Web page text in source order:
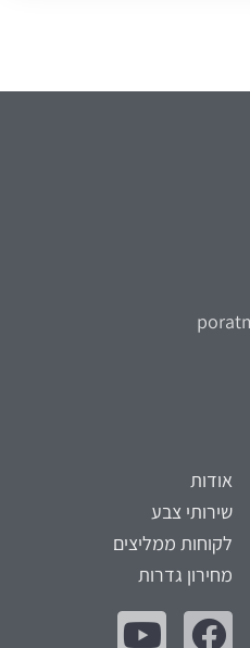
אודות
שירותי צבע
לקוחות ממליצים
מחירון גדרות